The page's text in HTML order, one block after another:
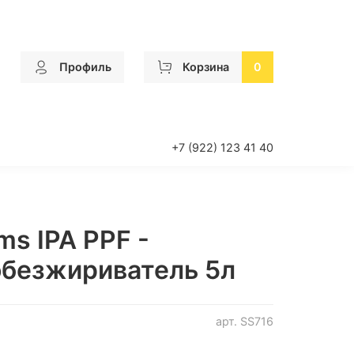
Профиль Корзина 0
+7 (922) 123 41 40
арт. SS716
IPA PPF -
5л